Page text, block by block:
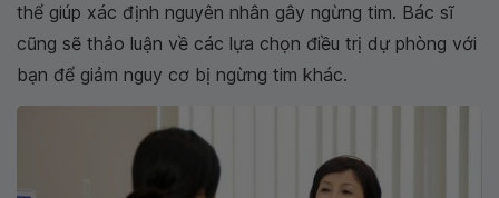
thể giúp xác định nguyên nhân gây ngừng tim. Bác sĩ
cũng sẽ thảo luận về các lựa chọn điều trị dự phòng với
bạn để giảm nguy cơ bị ngừng tim khác.